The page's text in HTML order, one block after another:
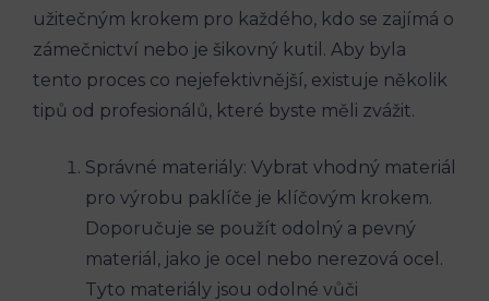
užitečným krokem pro každého, kdo se zajímá o
zámečnictví nebo je šikovný kutil. Aby byla
tento proces co nejefektivnější, existuje několik
tipů od profesionálů, které byste měli zvážit.
Správné materiály: Vybrat vhodný materiál
pro výrobu paklíče je klíčovým krokem.
Doporučuje se použít odolný a pevný
materiál, jako je ocel nebo nerezová ocel.
Tyto materiály jsou odolné vůči